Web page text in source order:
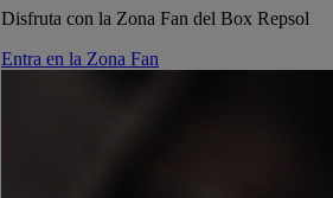
Disfruta con la Zona Fan del Box Repsol
Entra en la Zona Fan